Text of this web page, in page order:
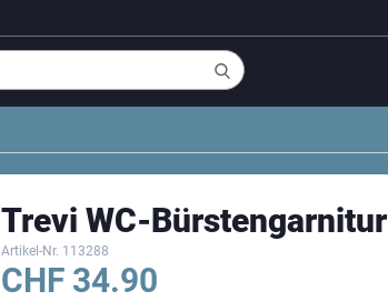
Trevi WC-Bürstengarnitur
Artikel-Nr. 113288
CHF34.90